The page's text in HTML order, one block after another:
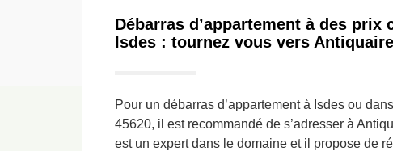
Débarras d’appartement à des prix
Isdes : tournez vous vers
Pour un débarras d’appartement à Isdes ou
45620, il est recommandé de s’adresser à
est un expert dans le domaine et il propose de